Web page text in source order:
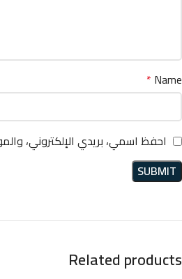
Name
*
احفظ اسمي، بريدي الإلكتروني،
Related products